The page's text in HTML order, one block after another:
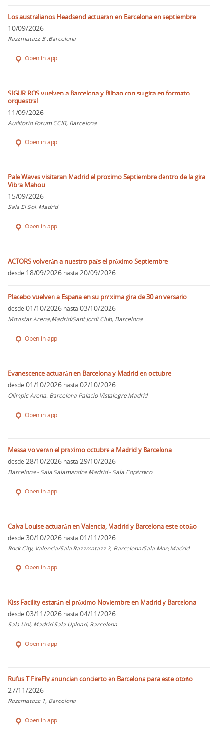
Los australianos Headsend actuarán en Barcelona en septiembre
10/09/2026
Razzmatazz 3 .Barcelona
Open in app
SIGUR ROS vuelven a Barcelona y Bilbao con su gira en formato
orquestral
11/09/2026
Auditorio Forum CCIB, Barcelona
Open in app
Pale Waves visitaran Madrid el proximo Septiembre dentro de la gira
Vibra Mahou
15/09/2026
Sala El Sol, Madrid
Open in app
ACTORS volverán a nuestro país el próximo Septiembre
desde 18/09/2026 hasta 20/09/2026
Placebo vuelven a España en su próxima gira de 30 aniversario
desde 01/10/2026 hasta 03/10/2026
Movistar Arena,Madrid/Sant Jordi Club, Barcelona
Open in app
Evanescence actuarán en Barcelona y Madrid en octubre
desde 01/10/2026 hasta 02/10/2026
Olimpic Arena, Barcelona Palacio Vistalegre,Madrid
Open in app
Messa volverán el próximo octubre a Madrid y Barcelona
desde 28/10/2026 hasta 29/10/2026
Barcelona - Sala Salamandra Madrid - Sala Copérnico
Open in app
Calva Louise actuarán en Valencia, Madrid y Barcelona este otoño
desde 30/10/2026 hasta 01/11/2026
Rock City, Valencia/Sala Razzmatazz 2, Barcelona/Sala Mon,Madrid
Open in app
Kiss Facility estarán el próximo Noviembre en Madrid y Barcelona
desde 03/11/2026 hasta 04/11/2026
Sala Uni, Madrid Sala Upload, Barcelona
Open in app
Rufus T FireFly anuncian concierto en Barcelona para este otoño
27/11/2026
Razzmatazz 1, Barcelona
Open in app